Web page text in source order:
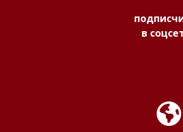
в